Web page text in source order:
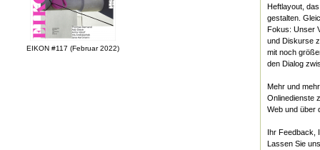
EIKON #117 (Februar 2022)
Heftlayout,
gestalten.
Fokus: Unser
und Diskurse
mit noch
den Dialog
Mehr und
Onlinedienste
Web und über
Ihr Feedback,
Lassen Sie